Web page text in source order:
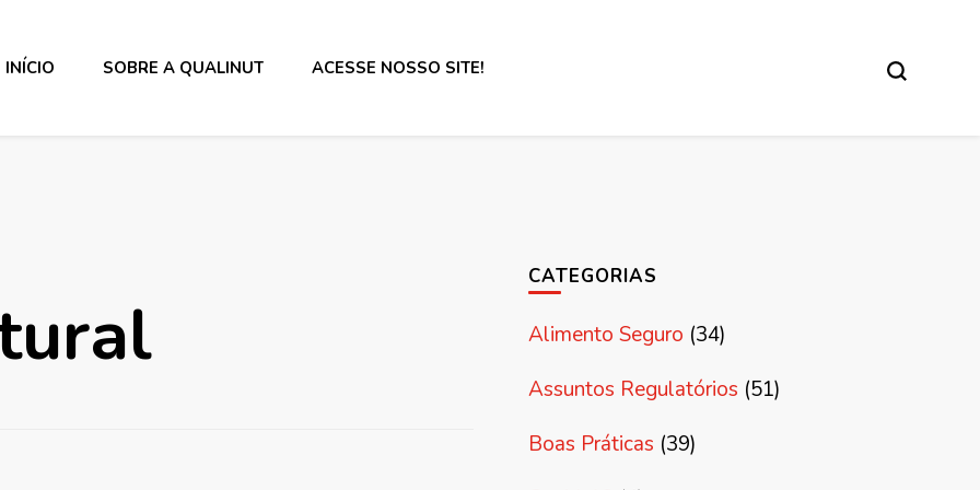
INÍCIO SOBRE A QUALINUT ACESSE NOSSO SITE!
CATEGORIAS
Alimento Seguro (34)
Assuntos Regulatórios (51)
Boas Práticas (39)